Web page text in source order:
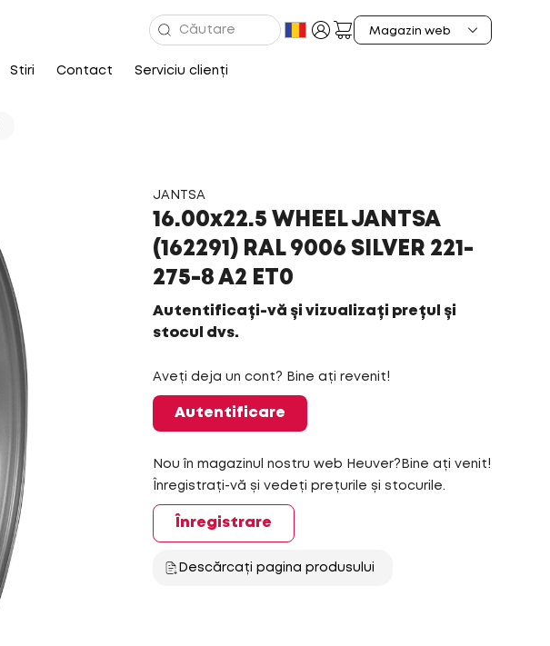
Stiri Contact Serviciu clienți
JANTSA
16.00x22.5 WHEEL JANTSA
(162291) RAL 9006 SILVER 221-
275-8 A2 ET0
Autentificați-vă și vizualizați prețul și
stocul dvs.
Aveți deja un cont? Bine ați revenit!
Autentificare
Nou în magazinul nostru web Heuver?Bine ați venit!
Înregistrați-vă și vedeți prețurile și stocurile.
Înregistrare
Descărcați pagina produsului